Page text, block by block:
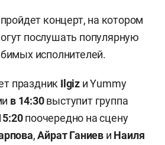
концерт, на котором
послушать популярную
исполнителей.
праздник Ilgiz и Yummy
в 14:30выступит группа
поочередно на сцену
,Айрат Ганиев и Наиля